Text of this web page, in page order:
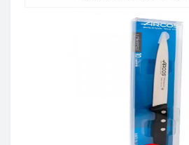
Швидка доставка
Доставка протягом 1-3
Гарантія якості
10 років гарантія на ножі